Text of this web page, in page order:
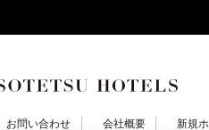
お問い合わせ 会社概要 新規